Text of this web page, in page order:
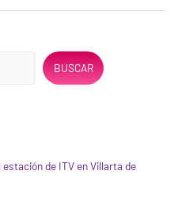
BUSCAR
de ITV en Villarta de